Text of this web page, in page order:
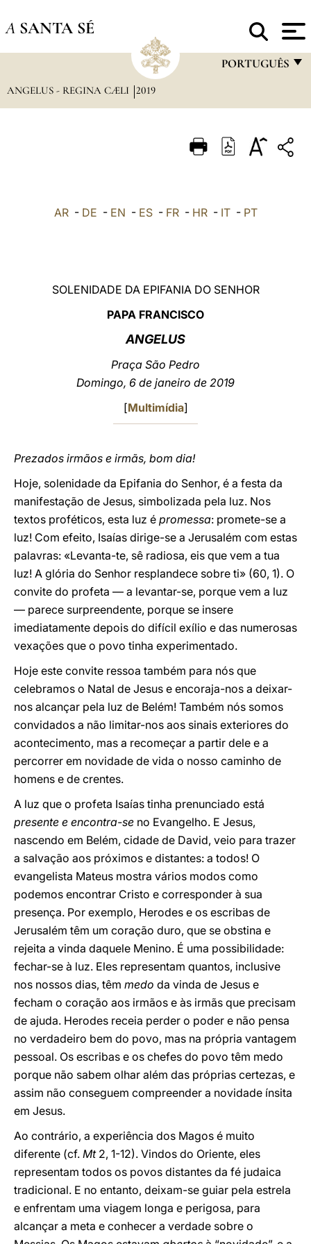
A SANTA SÉ
PORTUGUÊS
ITALIANO
ANGELUS - REGINA CÆLI 2019
AR- DE - EN - ES- FR- HR- IT- PT
SOLENIDADE DA EPIFANIA DO SENHOR
PAPA FRANCISCO
ANGELUS
Praça São Pedro
Domingo, 6 de janeiro de 2019
[Multimídia]
Prezados irmãos e irmãs, bom dia!
Hoje, solenidade da Epifania do Senhor, é a festa da
manifestação de Jesus, simbolizada pela luz. Nos
textos proféticos, esta luz é promessa: promete-se a
luz! Com efeito, Isaías dirige-se a Jerusalém com estas
palavras: «Levanta-te, sê radiosa, eis que vem a tua
luz! A glória do Senhor resplandece sobre ti» (60, 1). O
convite do profeta — a levantar-se, porque vem a luz
— parece surpreendente, porque se insere
imediatamente depois do difícil exílio e das numerosas
vexações que o povo tinha experimentado.
Hoje este convite ressoa também para nós que
celebramos o Natal de Jesus e encoraja-nos a deixar-
nos alcançar pela luz de Belém! Também nós somos
convidados a não limitar-nos aos sinais exteriores do
acontecimento, mas a recomeçar a partir dele e a
percorrer em novidade de vida o nosso caminho de
homens e de crentes.
A luz que o profeta Isaías tinha prenunciado está
presente e encontra-se no Evangelho. E Jesus,
nascendo em Belém, cidade de David, veio para trazer
a salvação aos próximos e distantes: a todos! O
evangelista Mateus mostra vários modos como
podemos encontrar Cristo e corresponder à sua
presença. Por exemplo, Herodes e os escribas de
Jerusalém têm um coração duro, que se obstina e
rejeita a vinda daquele Menino. É uma possibilidade:
fechar-se à luz. Eles representam quantos, inclusive
nos nossos dias, têm medo da vinda de Jesus e
fecham o coração aos irmãos e às irmãs que precisam
de ajuda. Herodes receia perder o poder e não pensa
no verdadeiro bem do povo, mas na própria vantagem
pessoal. Os escribas e os chefes do povo têm medo
porque não sabem olhar além das próprias certezas, e
assim não conseguem compreender a novidade ínsita
em Jesus.
Ao contrário, a experiência dos Magos é muito
diferente (cf. Mt2, 1-12). Vindos do Oriente, eles
representam todos os povos distantes da fé judaica
tradicional. E no entanto, deixam-se guiar pela estrela
e enfrentam uma viagem longa e perigosa, para
alcançar a meta e conhecer a verdade sobre o